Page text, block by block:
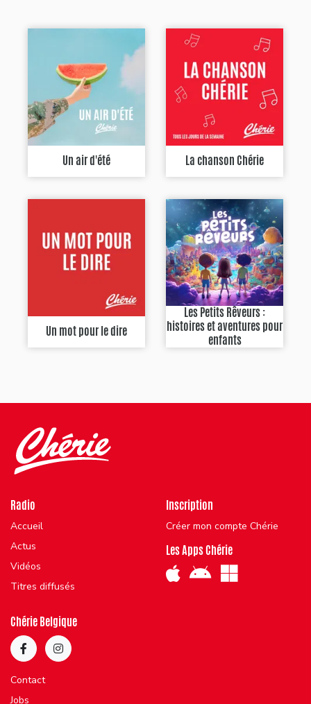
Un air d'été La chanson Chérie
Un mot pour le dire
Les Petits Rêveurs :
histoires et aventures pour
enfants
Radio
Accueil
Actus
Vidéos
Titres diffusés
Inscription
Créer mon compte Chérie
Les Apps Chérie
Chérie Belgique
Contact
Jobs